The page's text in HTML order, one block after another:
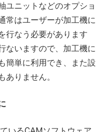
ユニットなどのオプショ
常はユーザーが加工機に
行なう必要があります
ないますので、加工機に
簡単に利用でき、また設
りません。